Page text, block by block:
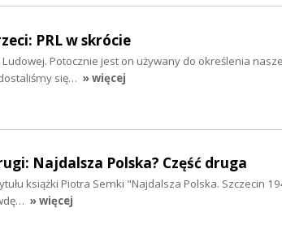
PRL w skrócie
Potocznie jest on używany do określenia
się… » więcej
Najdalsza Polska? Część druga
książki Piotra Semki "Najdalsza Polska. Szczecin
» więcej